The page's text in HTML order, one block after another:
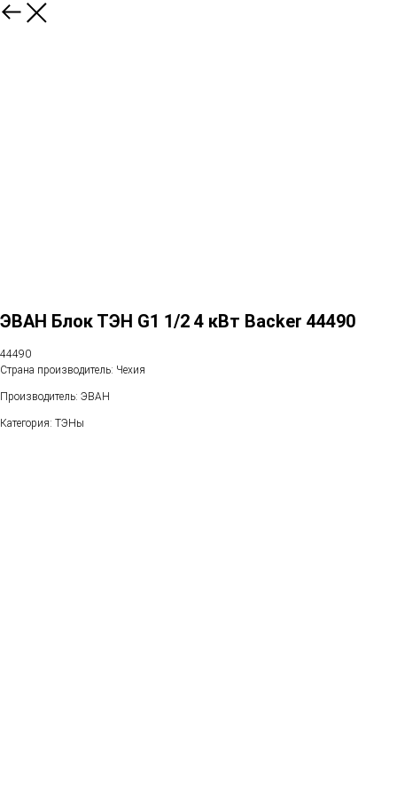
ЭВАН Блок ТЭН G1 1/2 4 кВт Backer 44490
44490
Страна производитель: Чехия
Производитель: ЭВАН
Категория: ТЭНы